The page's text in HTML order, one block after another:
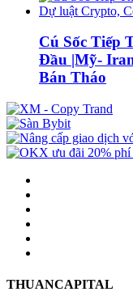
Cú Sốc Tiếp
Đầu |Mỹ-
Bán Tháo
THUANCAPITAL